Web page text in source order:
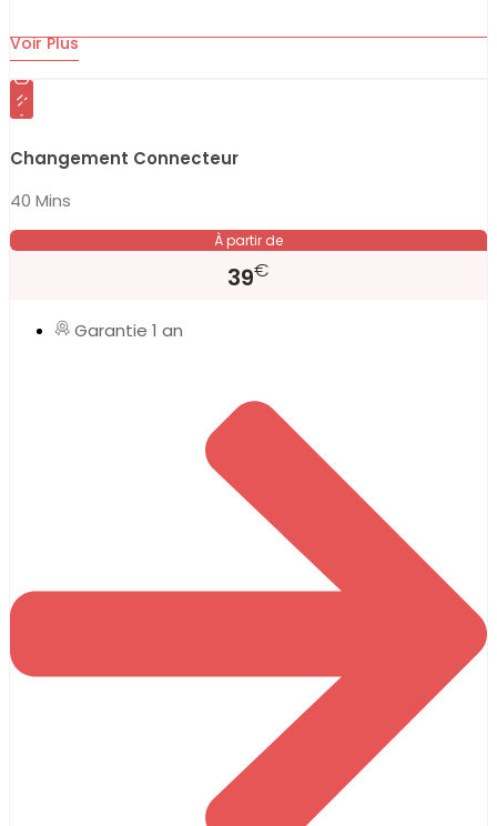
Voir Plus
Changement Connecteur
40 Mins
À partir de
39€
Garantie 1 an